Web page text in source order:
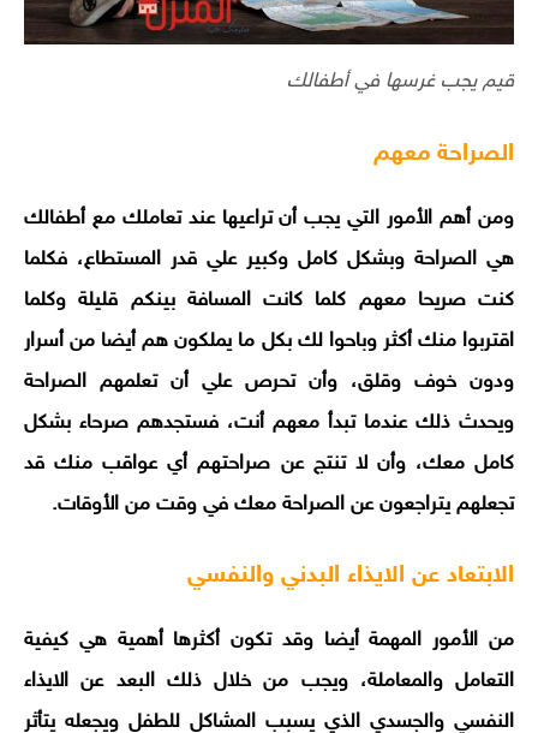
قيم يجب غرسها في أطفالك
الصراحة معهم
ومن أهم الأمور التي يجب أن تراعيها عند تعاملك مع أطفالك
هي الصراحة وبشكل كامل وكبير علي قدر المستطاع، فكلما
كنت صريحا معهم كلما كانت المسافة بينكم قليلة وكلما
اقتربوا منك أكثر وباحوا لك بكل ما يملكون هم أيضا من أسرار
ودون خوف وقلق، وأن تحرص علي أن تعلمهم الصراحة
ويحدث ذلك عندما تبدأ معهم أنت، فستجدهم صرحاء بشكل
كامل معك، وأن لا تنتج عن صراحتهم أي عواقب منك قد
تجعلهم يتراجعون عن الصراحة معك في وقت من الأوقات.
الابتعاد عن الايذاء البدني والنفسي
من الأمور المهمة أيضا وقد تكون أكثرها أهمية هي كيفية
التعامل والمعاملة، ويجب من خلال ذلك البعد عن الايذاء
النفسي والجسدي الذي يسبب المشاكل للطفل ويجعله يتأثر